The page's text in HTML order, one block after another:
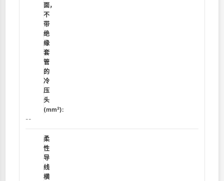
面，
不
带
绝
缘
套
管
的
冷
压
头
(mm²):
--
柔
性
导
线
横